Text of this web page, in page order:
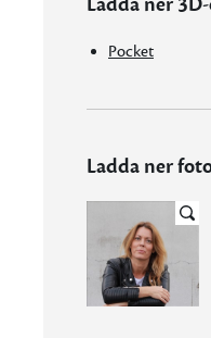
Pocket
Ladda ner